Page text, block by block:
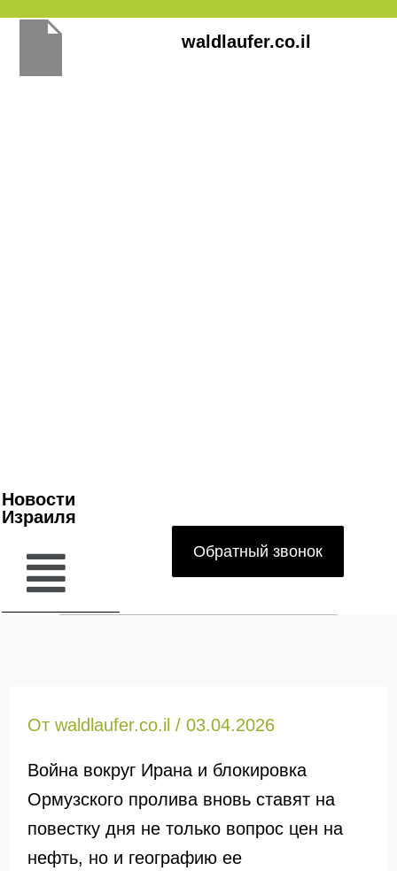
Перейти
содержимому
waldlaufer.co.il
Новости
Израиля
Обратный звонок
От waldlaufer.co.il / 03.04.2026
Война вокруг Ирана и блокировка
Ормузского пролива вновь ставят на
повестку дня не только вопрос цен на
нефть, но и географию ее